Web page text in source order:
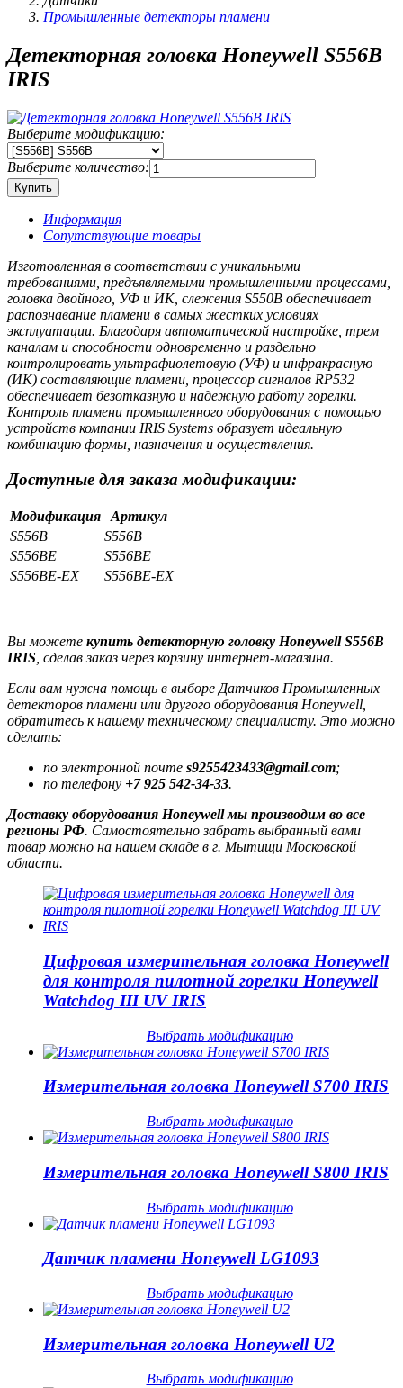
Промышленные детекторы пламени
Детекторная головка Honeywell S556B
IRIS
Выберите модификацию:
Выберите количество:
Информация
Сопутствующие товары
Изготовленная в соответствии с уникальными
требованиями, предъявляемыми промышленными процессами,
головка двойного, УФ и ИК, слежения S550B обеспечивает
распознавание пламени в самых жестких условиях
эксплуатации. Благодаря автоматической настройке, трем
каналам и способности одновременно и раздельно
контролировать ультрафиолетовую (УФ) и инфракрасную
(ИК) составляющие пламени, процессор сигналов RP532
обеспечивает безотказную и надежную работу горелки.
Контроль пламени промышленного оборудования с помощью
устройств компании IRIS Systems образует идеальную
комбинацию формы, назначения и осуществления.
Доступные для заказа модификации:
Модификация
Артикул
S556B
S556B
S556BE
S556BE
S556BE-EX
S556BE-EX
Вы можете купить детекторную головку Honeywell S556B
IRIS , сделав заказ через корзину интернет-магазина.
Если вам нужна помощь в выборе Датчиков Промышленных
детекторов пламени или другого оборудования Honeywell,
обратитесь к нашему техническому специалисту. Это можно
сделать:
по электронной почте s9255423433@gmail.com;
по телефону +7 925 542-34-33.
Доставку оборудования Honeywell мы производим во все
регионы РФ. Самостоятельно забрать выбранный вами
товар можно на нашем складе в г. Мытищи Московской
области.
Цифровая измерительная головка Honeywell
для контроля пилотной горелки Honeywell
Watchdog III UV IRIS
Выбрать модификацию
Измерительная головка Honeywell S700 IRIS
Выбрать модификацию
Измерительная головка Honeywell S800 IRIS
Выбрать модификацию
Датчик пламени Honeywell LG1093
Выбрать модификацию
Измерительная головка Honeywell U2
Выбрать модификацию